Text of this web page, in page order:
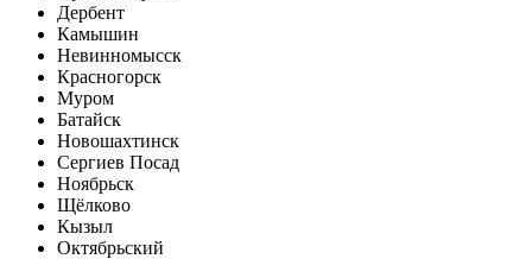
Дербент
Камышин
Невинномысск
Красногорск
Муром
Батайск
Новошахтинск
Сергиев Посад
Ноябрьск
Щёлково
Кызыл
Октябрьский